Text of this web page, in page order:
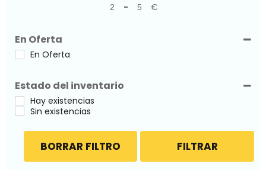
Minimum Price
- Maximum Price
€
En Oferta
En Oferta
Estado del inventario
Hay existencias
Sin existencias
FILTRAR
BORRAR FILTRO